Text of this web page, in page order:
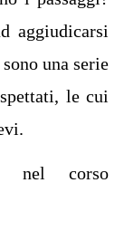
aggiudicarsi
una serie
le cui
nel corso